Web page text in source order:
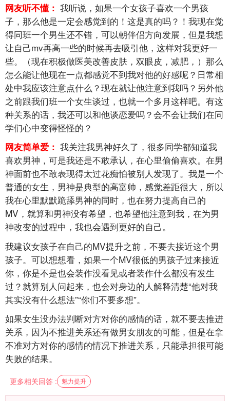
网友听不懂： 我听说，如果一个女孩子喜欢一个男孩
子，那么他是一定会感觉到的！这是真的吗？！我现在觉
得同班一个男生还不错，可以朝伴侣方向发展，但是我想
让自己mv再高一些的时候再去吸引他，这样对我更好一
些。（现在积极做医美改善皮肤，双眼皮，减肥，）那么
怎么能让他现在一点都感觉不到我对他的好感呢？日常相
处中我应该注意点什么？现在就让他注意到我吗？另外他
之前跟我们班一个女生谈过，也就一个多月这样吧。有这
种关系的话，我还可以和他谈恋爱吗？会不会让我们在同
学们心中变得怪怪的？
网友简单爱： 我关注我男神好久了，很多同学都知道我
喜欢男神，可是我还是不敢承认，在心里偷偷喜欢。在男
神面前也不敢表现得太过花痴怕被别人发现了。我是一个
普通的女生，男神是典型的高富帅，感觉差距很大，所以
我在心里默默跪舔男神的同时，也在努力提高自己的
MV，就算和男神没有希望，也希望他注意到我，在为男
神改变的过程中，我也会遇到更好的自己。
我建议女孩子在自己的MV提升之前，不要去接近这个男
孩子。可以想想看，如果一个MV很低的男孩子过来接近
你，你是不是也会装作没看见或者装作什么都没有发生
过？就算别人问起来，也会对身边的人解释清楚“他对我
其实没有什么想法”“你们不要多想”。
如果女生没办法判断对方对你的感情的话，就不要去推进
关系，因为不推进关系还有做男女朋友的可能，但是在拿
不准对方对你的感情的情况下推进关系，只能承担很可能
失败的结果。
更多相关回答 : 魅力提升